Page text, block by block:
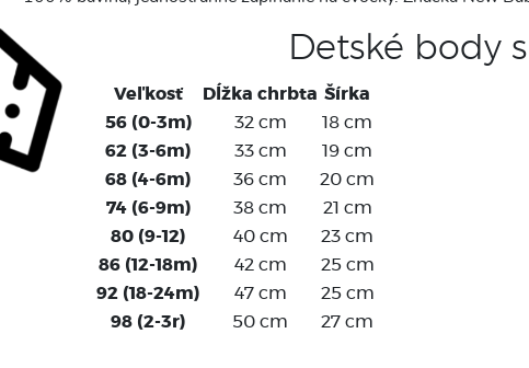
Detské body
Veľkosť Dĺžka chrbta Šírka
56 (0-3m)
32 cm
18 cm
62 (3-6m)
33 cm
19 cm
68 (4-6m)
36 cm
20 cm
74 (6-9m)
38 cm
21 cm
80 (9-12)
40 cm
23 cm
86 (12-18m)
42 cm
25 cm
92 (18-24m)
47 cm
25 cm
98 (2-3r)
50 cm 27 cm